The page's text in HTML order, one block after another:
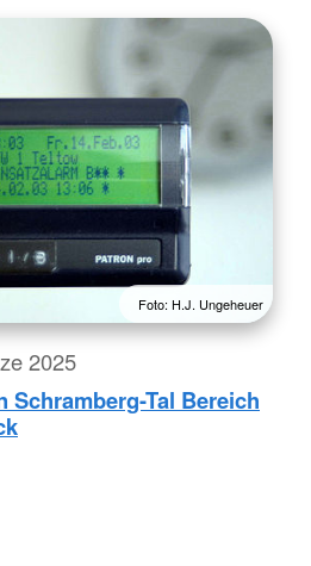
Foto: H.J. Ungeheuer
2025
Schramberg-Tal Bereich